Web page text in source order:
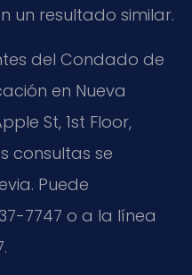
un resultado similar.
del Condado de
en Nueva
St, 1st Floor,
consultas se
Puede
7747 o a la línea